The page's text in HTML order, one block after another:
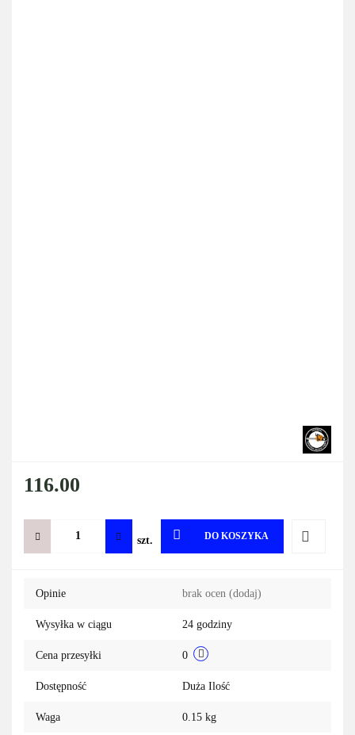
116.00
szt. DO KOSZYKA
Opinie brak ocen (dodaj)
Wysyłka w ciągu 24 godziny
Cena przesyłki 0
Dostępność Duża Ilość
Waga 0.15 kg